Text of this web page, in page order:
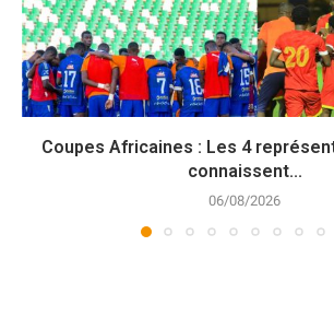
Coupes Africaines : Les 4
connaissent...
06/08/2026